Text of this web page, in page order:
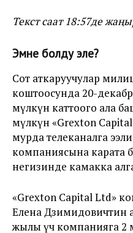
Текст саат 18:57де
Эмне болду эле?
Сот аткаруучулар
коштоосунда 20-
мүлкүн каттоого ала
мүлкүн «Grexton
мурда телеканалга
компаниясына карата
негизинде камакка
«Grexton Capital Ltd»
Елена
жылы үч компанияга